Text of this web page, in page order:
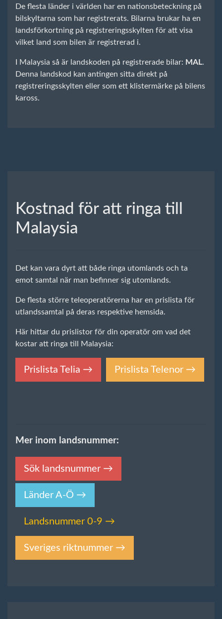
De flesta länder i världen har en nationsbeteckning på
bilskyltarna som har registrerats. Bilarna brukar ha en
landsförkortning på registreringsskylten för att visa
vilket land som bilen är registrerad i.
I Malaysia så är landskoden på registrerade bilar: MAL.
Denna landskod kan antingen sitta direkt på
registreringsskylten eller som ett klistermärke på bilens
kaross.
Kostnad för att ringa till
Malaysia
Det kan vara dyrt att både ringa utomlands och ta
emot samtal när man befinner sig utomlands.
De flesta större teleoperatörerna har en prislista för
utlandssamtal på deras respektive hemsida.
Här hittar du prislistor för din operatör om vad det
kostar att ringa till Malaysia:
Prislista Telia → Prislista Telenor →
Mer inom landsnummer:
Sök landsnummer →
Länder A-Ö →
Landsnummer 0-9 →
Sveriges riktnummer →